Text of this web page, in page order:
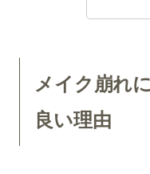
メイク崩れ
良い理由